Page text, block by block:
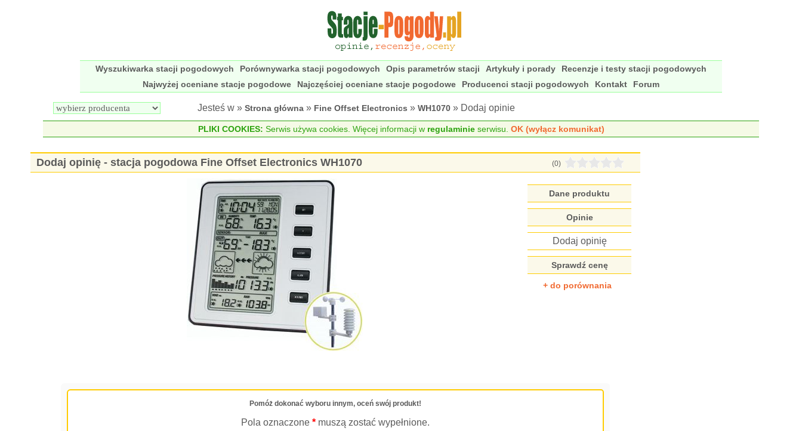
Wyszukiwarka stacji pogodowych Porównywarka stacji pogodowych Opis parametrów stacji Artykuły i porady
Recenzje i testy stacji pogodowych
Najwyżej oceniane stacje pogodowe
Najczęściej oceniane stacje pogodowe Producenci stacji pogodowych Kontakt Forum
Jesteś w » Strona główna » Fine Offset Electronics » WH1070 » Dodaj opinie
PLIKI COOKIES: Serwis używa cookies. Więcej informacji w regulaminieserwisu. OK (wyłącz komunikat)
Dodaj opinię - stacja pogodowa Fine Offset Electronics WH1070 (0)
Dane produktu
Opinie
Dodaj opinię
Sprawdź cenę
+ do porównania
Pomóż dokonać wyboru innym, oceń swój produkt!
Pola oznaczone *muszą zostać wypełnione.